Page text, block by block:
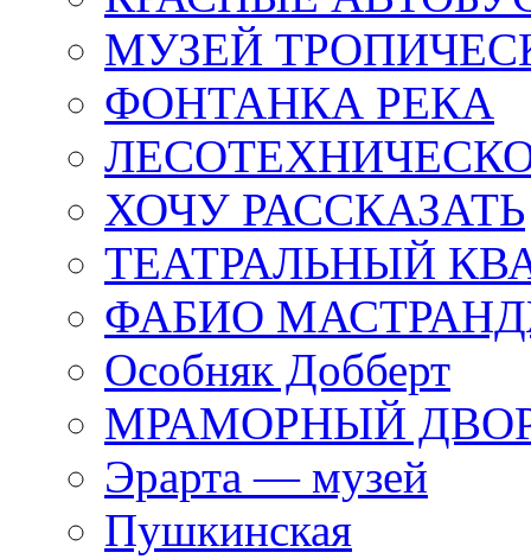
МУЗЕЙ
ФОНТАНКА РЕКА
ХОЧУ РАССКАЗАТЬ
ТЕАТРАЛЬНЫЙ
ФАБИО
Особняк Добберт
МРАМОРНЫЙ
Эрарта — музей
Пушкинская